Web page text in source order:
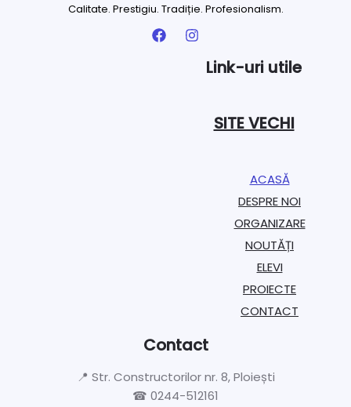
Calitate. Prestigiu. Tradiție. Profesionalism.
Link-uri utile
SITE VECHI
ACASĂ
DESPRE NOI
ORGANIZARE​
NOUTĂȚI
ELEVI
PROIECTE​
CONTACT
Contact
📍 Str. Constructorilor nr. 8, Ploiești
☎ 0244-512161